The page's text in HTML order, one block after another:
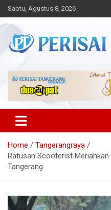
Skip
to
content
Sabtu, Agustus 8, 2026
Perisai
Suara
Home
Tangerangraya
Ratusan Scooterist
Tangerang